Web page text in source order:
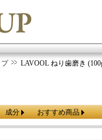
LAVOOL ねり歯磨き
成分 おすすめ商品